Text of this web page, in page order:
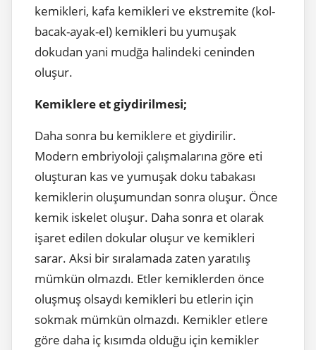
kemikleri, kafa kemikleri ve ekstremite (kol-
bacak-ayak-el) kemikleri bu yumuşak
dokudan yani mudğa halindeki ceninden
oluşur.
Kemiklere et giydirilmesi;
Daha sonra bu kemiklere et giydirilir.
Modern embriyoloji çalışmalarına göre eti
oluşturan kas ve yumuşak doku tabakası
kemiklerin oluşumundan sonra oluşur. Önce
kemik iskelet oluşur. Daha sonra et olarak
işaret edilen dokular oluşur ve kemikleri
sarar. Aksi bir sıralamada zaten yaratılış
mümkün olmazdı. Etler kemiklerden önce
oluşmuş olsaydı kemikleri bu etlerin için
sokmak mümkün olmazdı. Kemikler etlere
göre daha iç kısımda olduğu için kemikler